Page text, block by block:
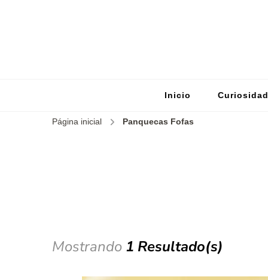
Inicio
Página inicial Panquecas Fofas
Mostrando 1 Resultado(s)